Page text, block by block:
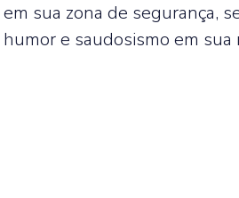
em sua zona de segurança,
humor e saudosismo em